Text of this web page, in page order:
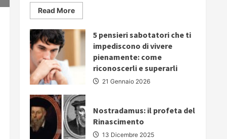
Read MoreRead
more
PARLARE
IN
PUBBLICO:
strategie
fondamentali
comunicare
autorevolezza
e
convincere
il
proprio
pubblico
5 pensieri sabotatori che ti
impediscono di vivere
pienamente: come
riconoscerli e superarli
21 Gennaio 2026
Nostradamus: il profeta del
Rinascimento
13 Dicembre 2025